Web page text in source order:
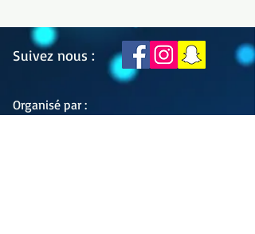
Suivez nous :
Organisé par :